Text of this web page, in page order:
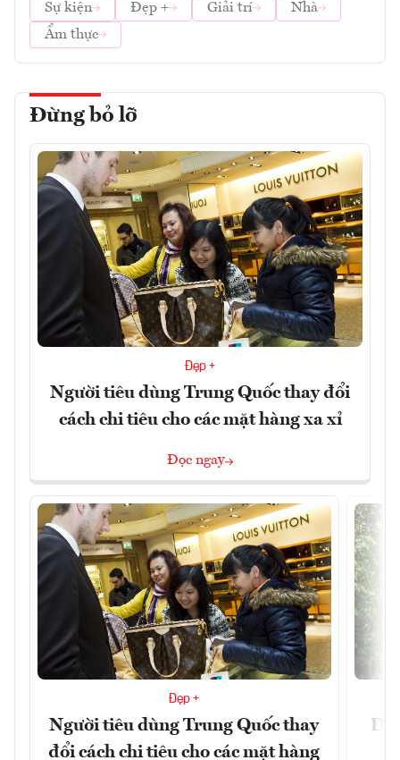
Sự kiện
Đẹp + Giải trí
Nhà
Ẩm thực
Đừng bỏ lỡ
Đẹp +
Người tiêu dùng Trung Quốc thay đổi
cách chi tiêu cho các mặt hàng xa xỉ
Đọc ngay
Đẹp +
Người tiêu dùng Trung Quốc thay
đổi cách chi tiêu cho các mặt hàng
Du